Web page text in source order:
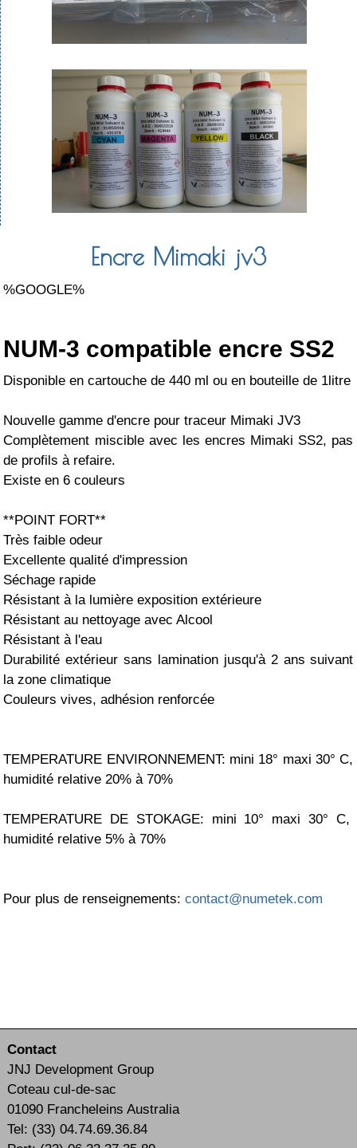
Encre Mimaki jv3
%GOOGLE%
NUM-3 compatible encre SS2
Disponible en cartouche de 440 ml ou en bouteille de 1litre
Nouvelle gamme d'encre pour traceur Mimaki JV3
Complètement miscible avec les encres Mimaki SS2, pas
de profils à refaire.
Existe en 6 couleurs
**POINT FORT**
Très faible odeur
Excellente qualité d'impression
Séchage rapide
Résistant à la lumière exposition extérieure
Résistant au nettoyage avec Alcool
Résistant à l'eau
Durabilité extérieur sans lamination jusqu'à 2 ans suivant
la zone climatique
Couleurs vives, adhésion renforcée
TEMPERATURE ENVIRONNEMENT: mini 18° maxi 30° C,
humidité relative 20% à 70%
TEMPERATURE DE STOKAGE: mini 10° maxi 30° C,
humidité relative 5% à 70%
Pour plus de renseignements:contact@numetek.com
Contact
JNJ Development Group
Coteau cul-de-sac
01090 Francheleins Australia
Tel: (33) 04.74.69.36.84